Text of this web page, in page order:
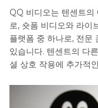
QQ 비디오는 텐센트
로, 숏폼 비디오와 라이
플랫폼 중 하나로, 전문
있습니다. 텐센트의 다
셜 상호 작용에 추가적